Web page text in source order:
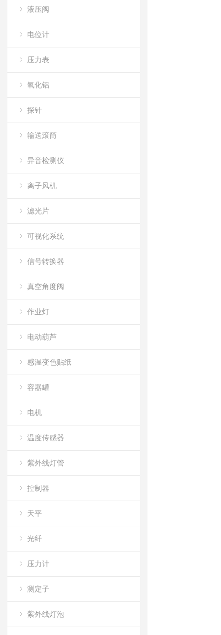
液压阀
电位计
压力表
氧化铝
探针
输送滚筒
异音检测仪
离子风机
滤光片
可视化系统
信号转换器
真空角度阀
作业灯
电动葫芦
感温变色贴纸
容器罐
电机
温度传感器
紫外线灯管
控制器
天平
光纤
压力计
测定子
紫外线灯泡